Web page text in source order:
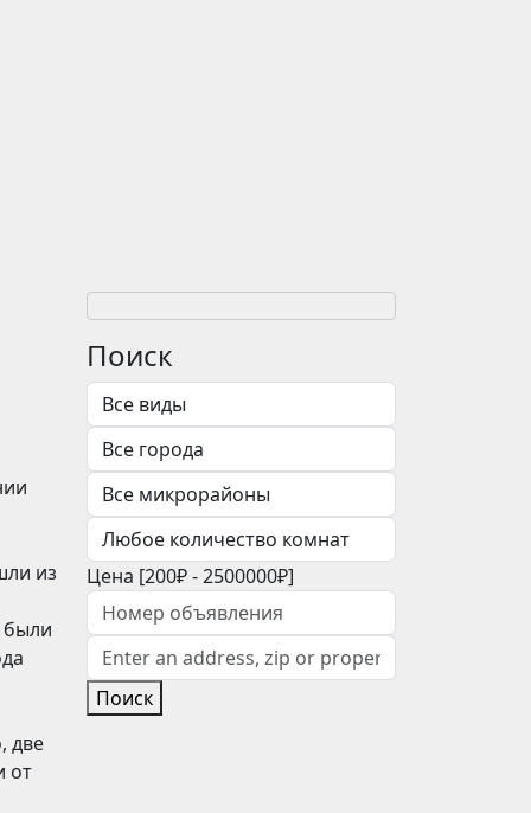
из
были
две
от
Поиск
Цена [200₽-2500000₽]
Поиск